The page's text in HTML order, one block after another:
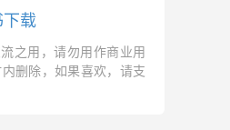
下载
之用，请勿用作商业用
删除，如果喜欢，请支